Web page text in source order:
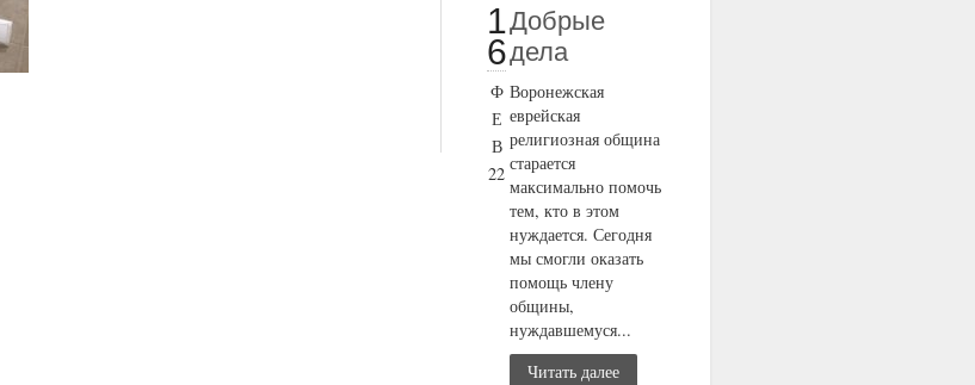
1
6
Ф
Е
В
22
Добрые
дела
Воронежская
еврейская
религиозная община
старается
максимально помочь
тем, кто в этом
нуждается. Сегодня
мы смогли оказать
помощь члену
общины,
нуждавшемуся...
Читать далее